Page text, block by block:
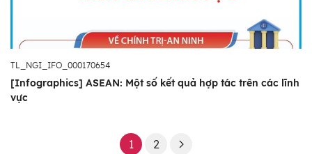
TL_NGI_IFO_000170654
[Infographics] ASEAN: Một số kết quả hợp tác trên các lĩnh
vực
1 2